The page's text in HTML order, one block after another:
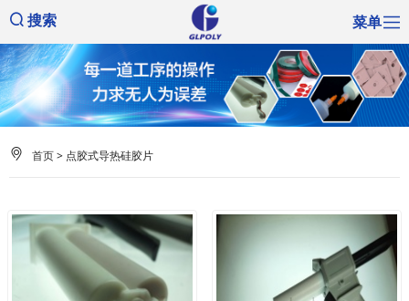
搜索 菜单
首页> 点胶式导热硅胶片